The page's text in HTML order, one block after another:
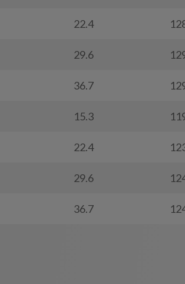
22.4
29.6
36.7
15.3
22.4
29.6
36.7